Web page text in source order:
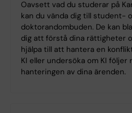
Oavsett vad du studerar på
kan du vända dig till student-
doktorandombuden. De kan
dig att förstå dina rättigheter
hjälpa till att hantera en
KI eller undersöka om KI följer
hanteringen av dina ärenden.